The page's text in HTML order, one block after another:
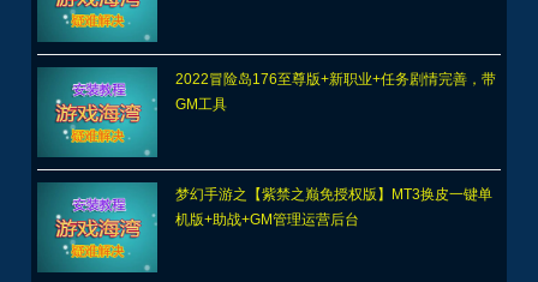
2022冒险岛176至尊版+新职业+任务剧情完善，带
GM工具
梦幻手游之【紫禁之巅免授权版】MT3换皮一键单
机版+助战+GM管理运营后台